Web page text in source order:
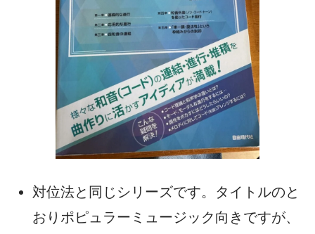
対位法と同じシリーズです。タイトルのと
おりポピュラーミュージック向きですが、